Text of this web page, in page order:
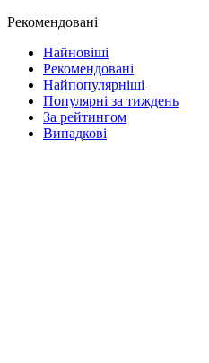
Рекомендовані
Найновіші
Рекомендовані
Найпопулярніші
Популярні за тиждень
За рейтингом
Випадкові